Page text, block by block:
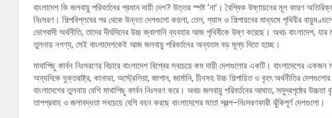
বাংলাদেশ কি জলবায়ু পরিবর্তনের প্রধান দায়ী দেশ? উত্তর স্পষ্ট ’না’। বৈশ্বিক উষ্ণায়নের মূল কারণ
নিঃসরণ। শিল্পবিপ্লবের পর থেকে উন্নত দেশগুলো কয়লা, তেল, গ্যাস ও শিল্পায়নের মাধ্যমে পৃথিবীর
ভোগবাদী অর্থনীতি, তাদের দীর্ঘদিনের উচ্চ জ্বালানি ব্যবহার আজ পৃথিবীকে উষ্ণ করেছে। অথচ বাংলাদেশ, যার
তুলনায় নগণ্য, সেই বাংলাদেশকেই আজ জলবায়ু পরিবর্তনের অন্যতম বড় মূল্য দিতে হচ্ছে।
মাথাপিছু কার্বন নিঃসরণের বিচারে বাংলাদেশ বিশ্বের সবচেয়ে কম দায়ী দেশগুলোর একটি। বাংলাদেশের
অন্যদিকে যুক্তরাষ্ট্র, কানাডা, অস্ট্রেলিয়া, জাপান, জার্মানি, চীনসহ উচ্চ শিল্পায়িত ও বৃহৎ অর্থনীতির
বাংলাদেশের তুলনায় বেশি মাথাপিছু কার্বন নিঃসরণ করে। অথচ জলবায়ু পরিবর্তনের আঘাত, সমুদ্রপৃষ্ঠের
তাপপ্রবাহ ও জলাবদ্ধতা সবচেয়ে বেশি বহন করছে বাংলাদেশের মতো স্বল্প–নিঃসরণকারী ঝুঁকিপূর্ণ দেশগুলো।